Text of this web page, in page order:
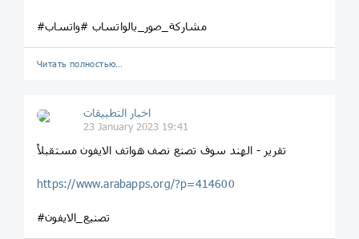
#مشاركة_صور_بالواتساب #واتساب
Читать полностью…
اخبار التطبيقات
23 January 2023 19:41
تقرير - الهند سوف تصنع نصف هواتف الايفون مستقبلاً
https://www.arabapps.org/?p=414600
#تصنيع_الايفون